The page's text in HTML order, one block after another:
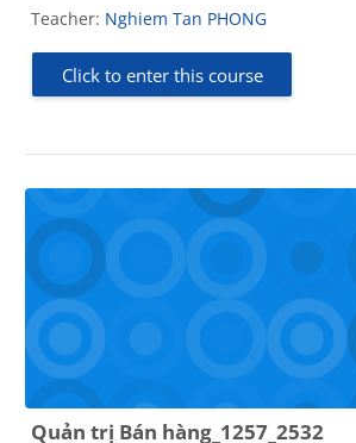
Teacher: Nghiem Tan PHONG
Click to enter this course
Quản trị Bán hàng_1257_2532